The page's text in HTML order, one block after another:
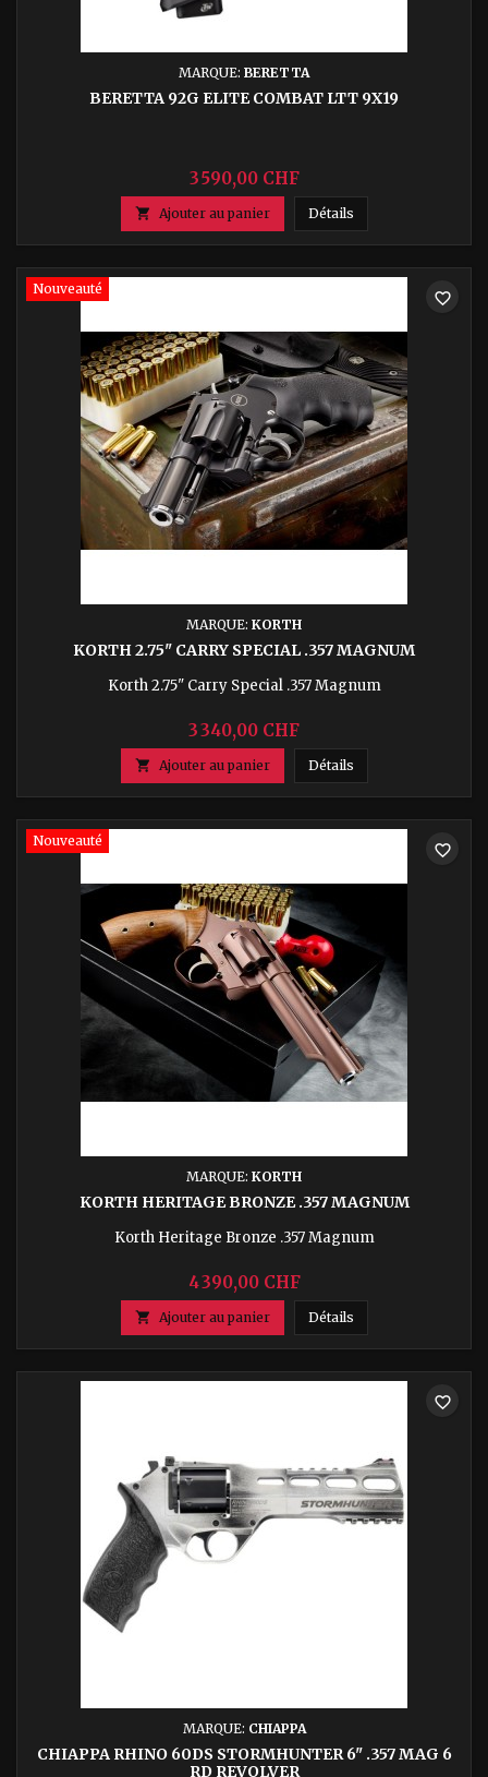
MARQUE: BERETTA
BERETTA 92G ELITE COMBAT LTT 9X19
3 590,00 CHF
 Ajouter au panier DétailsBeretta 92G Elite
Nouveauté
MARQUE: KORTH
KORTH 2.75" CARRY SPECIAL .357 MAGNUM
Korth 2.75" Carry Special .357 Magnum
3 340,00 CHF
 Ajouter au panier DétailsKorth 2.75" Carry
favorite_border
Nouveauté
MARQUE: KORTH
KORTH HERITAGE BRONZE .357 MAGNUM
Korth Heritage Bronze .357 Magnum
4 390,00 CHF
 Ajouter au panier DétailsKorth Heritage
favorite_border
MARQUE: CHIAPPA
CHIAPPA RHINO 60DS STORMHUNTER 6" .357 MAG 6
RD REVOLVER
favorite_border